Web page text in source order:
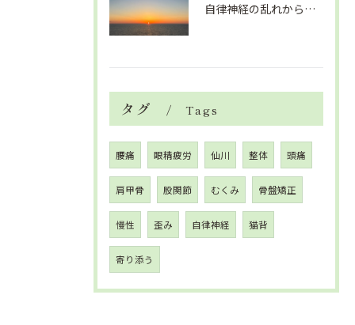
自律神経の乱れから生活習慣病、血液循環の滞り
タグ Tags
腰痛 眼精疲労 仙川 整体 頭痛
肩甲骨 股関節 むくみ 骨盤矯正
慢性 歪み 自律神経 猫背
寄り添う